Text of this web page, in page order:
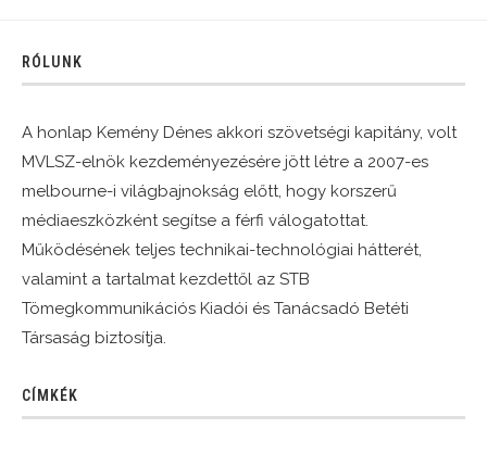
RÓLUNK
A honlap Kemény Dénes akkori szövetségi kapitány, volt
MVLSZ-elnök kezdeményezésére jött létre a 2007-es
melbourne-i világbajnokság előtt, hogy korszerű
médiaeszközként segítse a férfi válogatottat.
Működésének teljes technikai-technológiai hátterét,
valamint a tartalmat kezdettől az STB
Tömegkommunikációs Kiadói és Tanácsadó Betéti
Társaság biztosítja.
CÍMKÉK